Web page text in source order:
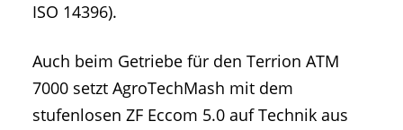
ISO 14396).
Auch beim Getriebe für den Terrion ATM
7000 setzt AgroTechMash mit dem
stufenlosen ZF Eccom 5.0 auf Technik aus